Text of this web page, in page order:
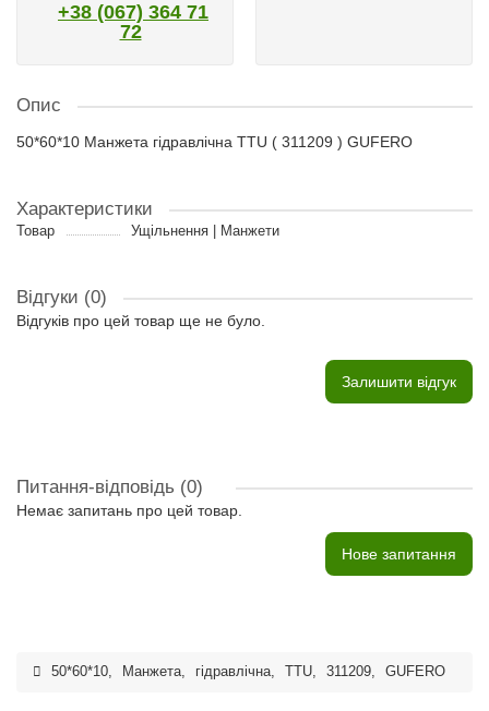
+38 (067) 364 71
72
Опис
50*60*10 Манжета гідравлічна TTU ( 311209 ) GUFERO
Характеристики
Товар Ущільнення | Манжети
Відгуки (0)
Відгуків про цей товар ще не було.
Залишити відгук
Питання-відповідь (0)
Немає запитань про цей товар.
Нове запитання
50*60*10, Манжета, гідравлічна, TTU, 311209, GUFERO